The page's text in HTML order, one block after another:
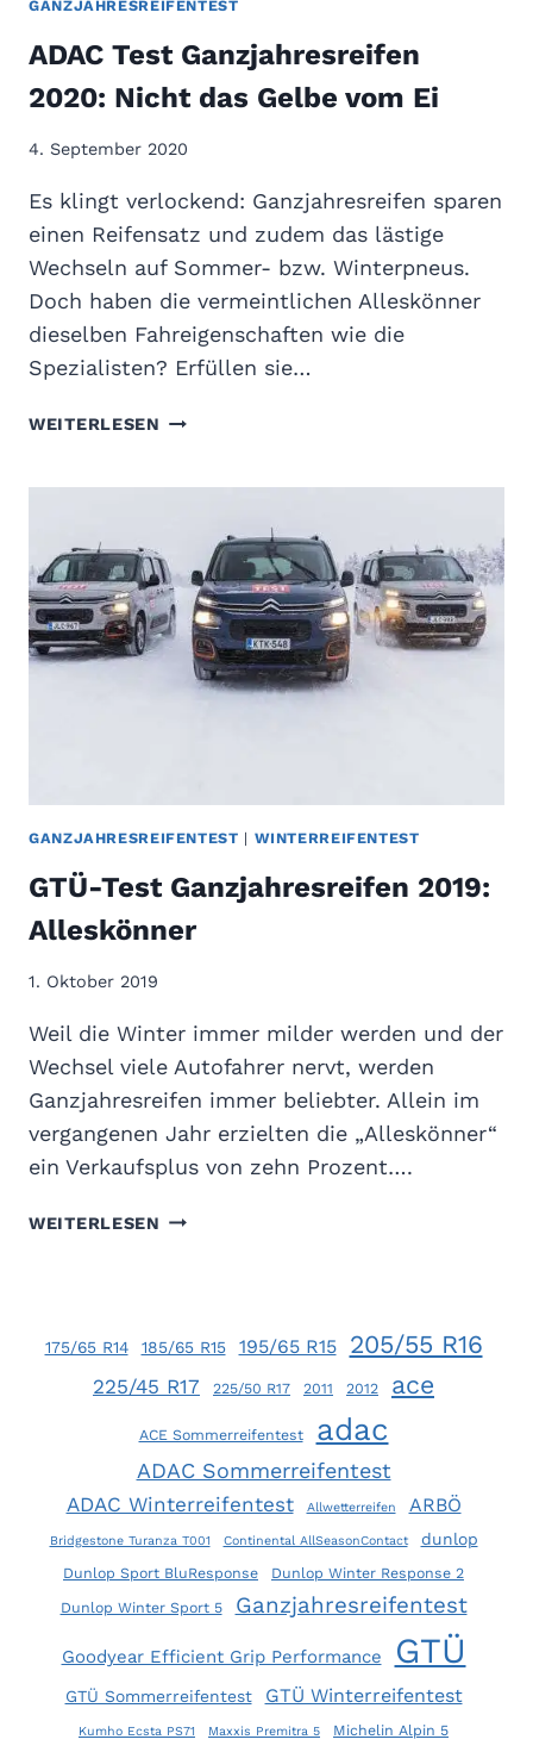
Ü
E
Z
U
G
E
N
T
S
2
0
2
2
D
E
S
C
GANZJAHRESREIFENTEST
ADAC Test Ganzjahresreifen
2020: Nicht das Gelbe vom Ei
4. September 2020
Es klingt verlockend: Ganzjahresreifen sparen
einen Reifensatz und zudem das lästige
Wechseln auf Sommer- bzw. Winterpneus.
Doch haben die vermeintlichen Alleskönner
dieselben Fahreigenschaften wie die
Spezialisten? Erfüllen sie…
WEITERLESEN A
E
S
T
G
H
R
S
E
N
2
0
0
D
A
G
E
L
B
E
V
E
GANZJAHRESREIFENTEST | WINTERREIFENTEST
GTÜ-Test Ganzjahresreifen 2019:
Alleskönner
1. Oktober 2019
Weil die Winter immer milder werden und der
Wechsel viele Autofahrer nervt, werden
Ganzjahresreifen immer beliebter. Allein im
vergangenen Jahr erzielten die „Alleskönner“
ein Verkaufsplus von zehn Prozent….
WEITERLESEN G
E
S
G
A
Z
J
A
H
E
R
E
175/65 R14 185/65 R15 195/65 R15 205/55 R16
225/45 R17 225/50 R17 2011 2012 ace
ACE Sommerreifentest adac
ADAC Sommerreifentest
ADAC Winterreifentest Allwetterreifen ARBÖ
Bridgestone Turanza T001 Continental AllSeasonContact dunlop
Dunlop Sport BluResponse
Dunlop Winter Response 2
Dunlop Winter Sport 5
Ganzjahresreifentest
Goodyear Efficient Grip Performance GTÜ
GTÜ Sommerreifentest GTÜ Winterreifentest
Kumho Ecsta PS71 Maxxis Premitra 5 Michelin Alpin 5